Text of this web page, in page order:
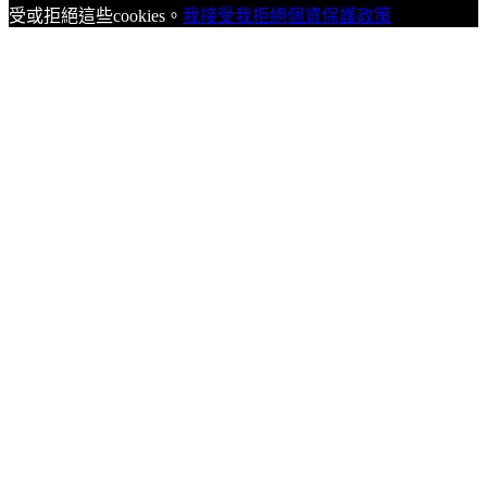
受或拒絕這些cookies。 我接受我拒絕個資保護政策